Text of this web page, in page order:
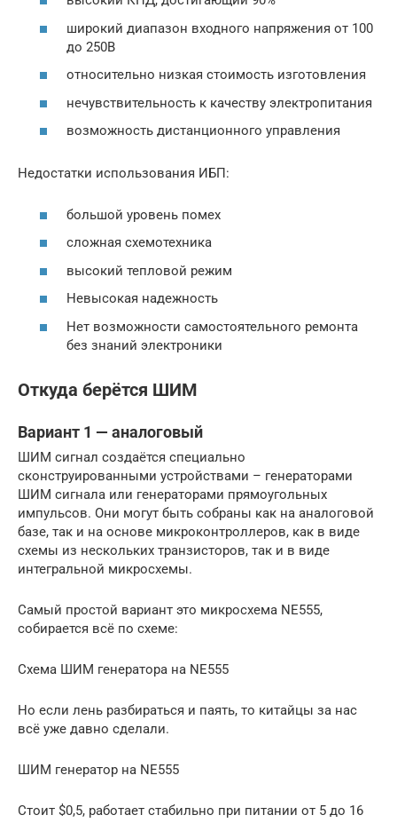
широкий диапазон входного напряжения от 100
до 250В
относительно низкая стоимость изготовления
нечувствительность к качеству электропитания
возможность дистанционного управления
Недостатки использования ИБП:
большой уровень помех
сложная схемотехника
высокий тепловой режим
Невысокая надежность
Нет возможности самостоятельного ремонта
без знаний электроники
Откуда берётся ШИМ
Вариант 1 — аналоговый
ШИМ сигнал создаётся специально
сконструированными устройствами – генераторами
ШИМ сигнала или генераторами прямоугольных
импульсов. Они могут быть собраны как на аналоговой
базе, так и на основе микроконтроллеров, как в виде
схемы из нескольких транзисторов, так и в виде
интегральной микросхемы.
Самый простой вариант это микросхема NE555,
собирается всё по схеме:
Схема ШИМ генератора на NE555
Но если лень разбираться и паять, то китайцы за нас
всё уже давно сделали.
ШИМ генератор на NE555
Стоит $0,5, работает стабильно при питании от 5 до 16